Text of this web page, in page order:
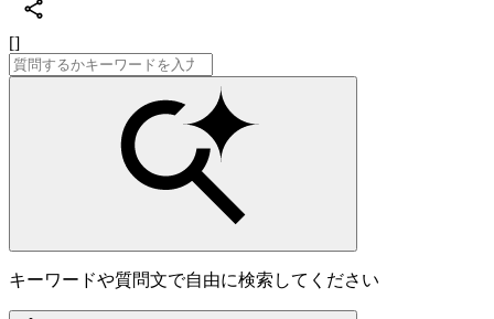
[]
キーワードや質問文で自由に検索してください